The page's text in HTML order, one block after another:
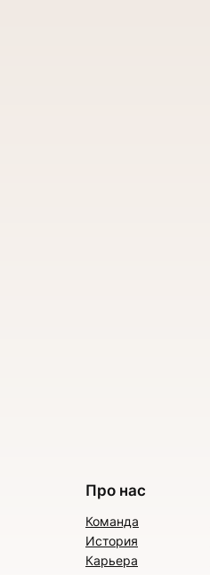
Про нас
Команда
История
Карьера